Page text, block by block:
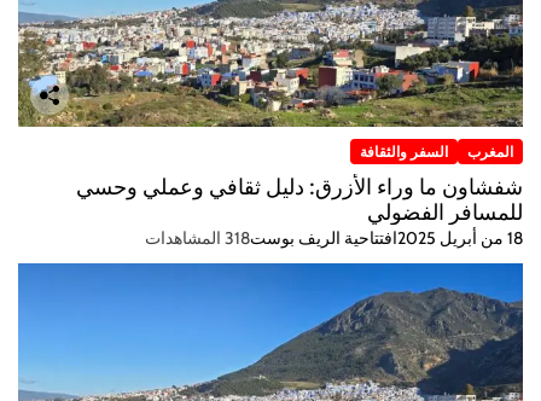
المغرب السفر والثقافة
شفشاون ما وراء الأزرق: دليل ثقافي وعملي وحسي
للمسافر الفضولي
18 من أبريل 2025 افتتاحية الريف بوست318 المشاهدات